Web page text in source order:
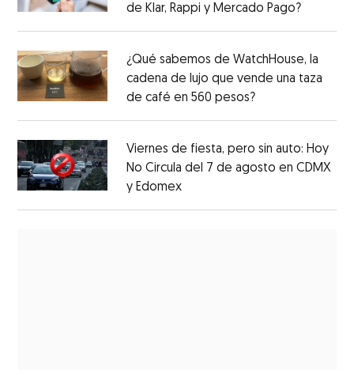
de Klar, Rappi y Mercado Pago?
¿Qué sabemos de WatchHouse, la
cadena de lujo que vende una taza
de café en 560 pesos?
Viernes de fiesta, pero sin auto: Hoy
No Circula del 7 de agosto en CDMX
y Edomex